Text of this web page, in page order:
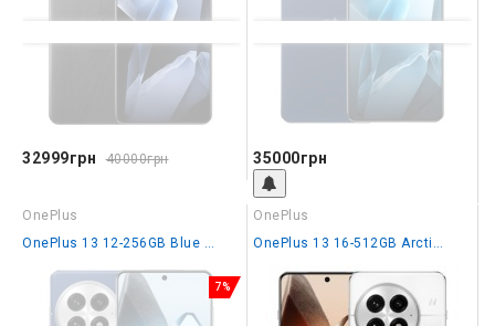
32999грн 40000грн 35000грн
OnePlus
OnePlus 13 12-256GB Blue Moment IN
7%
OnePlus
OnePlus 13 16-512GB Arctic Dawn EU